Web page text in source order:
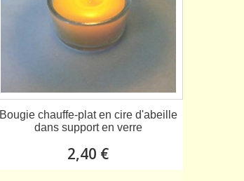
Bougie chauffe-plat en cire d'abeille
dans support en verre
2,40 €